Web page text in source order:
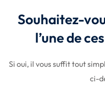
Souhaitez-
l’une de
Si oui, il vous suffit tout
ci-